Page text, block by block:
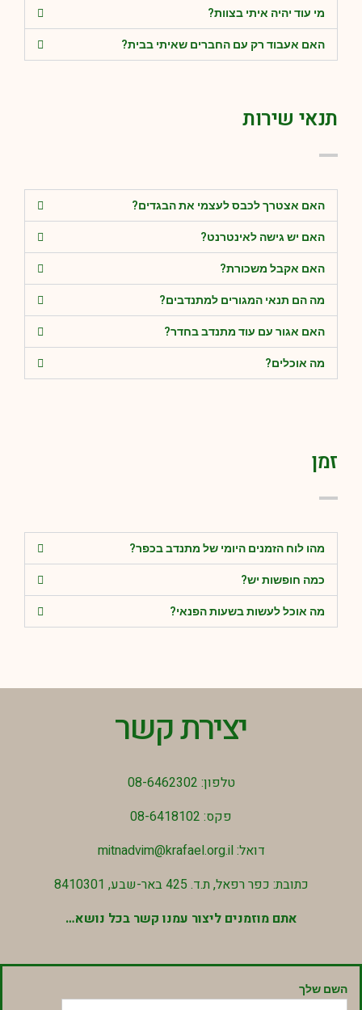
מי עוד יהיה איתי בצוות?
האם אעבוד רק עם החברים שאיתי בבית?
תנאי שירות
האם אצטרך לכבס לעצמי את הבגדים?
האם יש גישה לאינטרנט?
האם אקבל משכורת?
מה הם תנאי המגורים למתנדבים?
האם אגור עם עוד מתנדב בחדר?
מה אוכלים?
זמן
מהו לוח הזמנים היומי של מתנדב בכפר?
כמה חופשות יש?
מה אוכל לעשות בשעות הפנאי?
יצירת קשר
טלפון: 08-6462302
פקס: 08-6418102
דואל: mitnadvim@krafael.org.il
כתובת: כפר רפאל, ת.ד. 425 באר-שבע, 8410301
אתם מוזמנים ליצור עמנו קשר בכל נושא…
השם שלך